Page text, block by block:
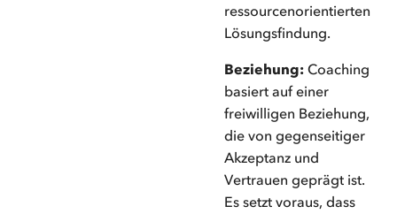
ressourcenorientierten
Lösungsfindung.
Beziehung: Coaching
basiert auf einer
freiwilligen Beziehung,
die von gegenseitiger
Akzeptanz und
Vertrauen geprägt ist.
Es setzt voraus, dass